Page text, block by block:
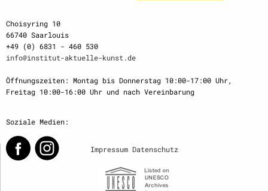
Choisyring 10
66740 Saarlouis
+49 (0) 6831 - 460 530
info@institut-aktuelle-kunst.de
Öffnungszeiten: Montag bis Donnerstag 10:00-17:00 Uhr,
Freitag 10:00-16:00 Uhr und nach Vereinbarung
Soziale Medien:
Impressum Datenschutz